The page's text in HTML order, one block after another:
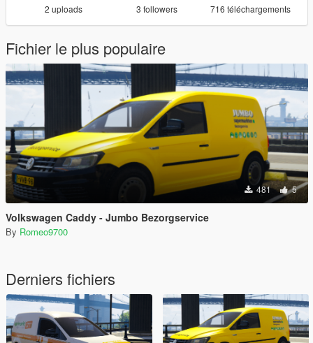
2 uploads 3 followers 716 téléchargements
Fichier le plus populaire
481 5
Volkswagen Caddy - Jumbo Bezorgservice
By Romeo9700
Derniers fichiers